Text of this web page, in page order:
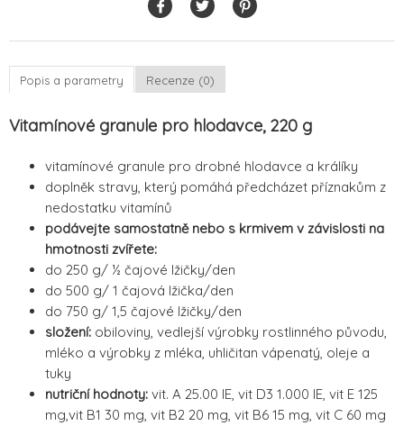
Popis a parametry Recenze (0)
Vitamínové granule pro hlodavce, 220 g
vitamínové granule pro drobné hlodavce a králíky
doplněk stravy, který pomáhá předcházet příznakům z
nedostatku vitamínů
podávejte samostatně nebo s krmivem v závislosti na
hmotnosti zvířete:
do 250 g/ ½ čajové lžičky/den
do 500 g/ 1 čajová lžička/den
do 750 g/ 1,5 čajové lžičky/den
složení: obiloviny, vedlejší výrobky rostlinného původu,
mléko a výrobky z mléka, uhličitan vápenatý, oleje a
tuky
nutriční hodnoty: vit. A 25.00 IE, vit D3 1.000 IE, vit E 125
mg,vit B1 30 mg, vit B2 20 mg, vit B6 15 mg, vit C 60 mg